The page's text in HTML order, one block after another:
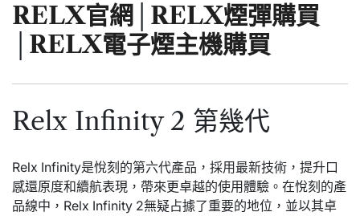
RELX官網
RELX煙彈購買
RELX電子煙主機購買
Relx Infinity 2 第幾代
Relx Infinity是悅刻的第六代產品，採用最新技術，提升口
感還原度和續航表現，帶來更卓越的使用體驗。在悅刻的產
品線中，Relx Infinity 2無疑占據了重要的地位，並以其卓